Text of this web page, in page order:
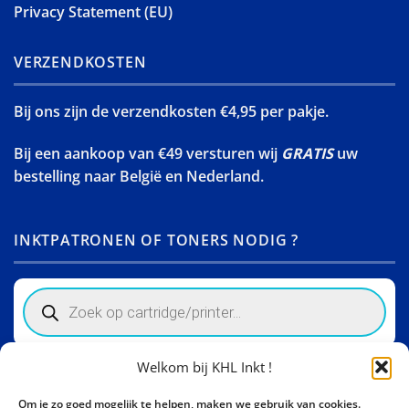
Welkom bij KHL Inkt !
Om je zo goed mogelijk te helpen, maken we gebruik van cookies.
Privacy Statement (EU)
VERZENDKOSTEN
Bij ons zijn de verzendkosten €4,95 per pakje.
Bij een aankoop van €49 versturen wij GRATISuw
bestelling naar België en Nederland.
INKTPATRONEN OF TONERS NODIG ?
Products
search